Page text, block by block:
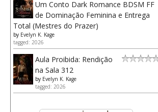
Um Conto Dark Romance BDSM FF
de Dominação Feminina e Entrega
Total (Mestres do Prazer)
by Evelyn K. Kage
tagged: 2026
Aula Proibida: Rendição
na Sala 312
by Evelyn K. Kage
tagged: 2026